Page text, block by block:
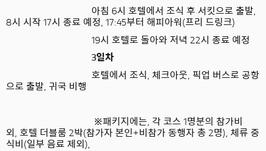
아침 6시 호텔에서 조식 후 서킷으로 출발
8시 시작17시 종료 예정 , 17:45부터 해피아워(프리 드링크)
19시 호텔로 돌아와 저녁 22시 종료 예정
3일차
호텔에서 조식 체크아웃 픽업 버스로 공항
으로 출발 귀국 비행
※패키지에는 각 코스 1명분의 참가비
외 호텔 더블룸 2박(참가자 본인+비참가 동행자 총 2명), 체류 중
식비(일부 음료 제외),